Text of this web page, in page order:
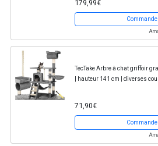
179,99€
TecTake Arbre à chat griffoir
| hauteur 141 cm | diverses
71,90€